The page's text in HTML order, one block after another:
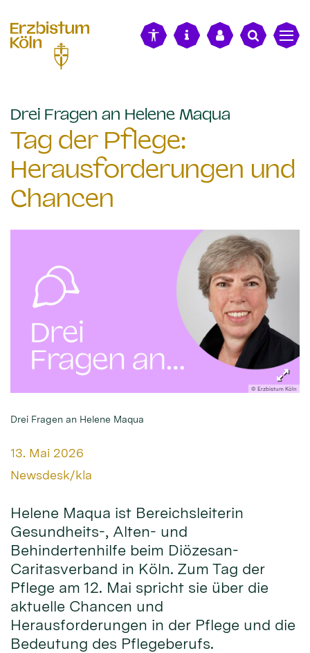
Drei Fragen an Helene Maqua
Tag der Pflege:
Herausforderungen und
Chancen
© Erzbistum Köln
Drei Fragen an Helene Maqua
Datum:
13. Mai 2026
Von:
Newsdesk/kla
Helene Maqua ist Bereichsleiterin
Gesundheits-, Alten- und
Behindertenhilfe beim Diözesan-
Caritasverband in Köln. Zum Tag der
Pflege am 12. Mai spricht sie über die
aktuelle Chancen und
Herausforderungen in der Pflege und die
Bedeutung des Pflegeberufs.